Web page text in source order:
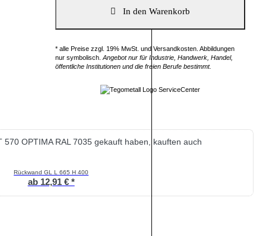
* alle Preise zzgl. 19% MwSt. und Versandkosten. Abbildungen
nur symbolisch. Angebot nur für Industrie, Handwerk, Handel,
öffentliche Institutionen und die freien Berufe bestimmt.
OPTIMA RAL 7035 gekauft haben, kauften auch
Rückwand GL L 665 H 400
ab 12,91 € *